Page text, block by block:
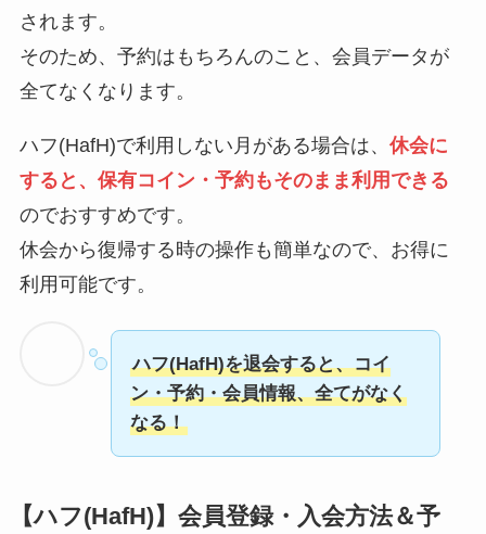
されます。
そのため、予約はもちろんのこと、会員データが
全てなくなります。
ハフ(HafH)で利用しない月がある場合は、 休会に
すると、保有コイン・予約もそのまま利用できる
のでおすすめです。
休会から復帰する時の操作も簡単なので、お得に
利用可能です。
ハフ(HafH)を退会すると、コイ
ン・予約・会員情報、全てがなく
なる！
【ハフ(HafH)】会員登録・入会方法＆予